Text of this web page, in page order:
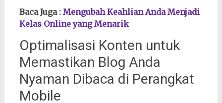
Baca Juga : Mengubah Keahlian Anda Menjadi
Kelas Online yang Menarik
Optimalisasi Konten untuk
Memastikan Blog Anda
Nyaman Dibaca di Perangkat
Mobile